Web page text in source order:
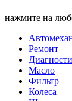
нажмите на
Ремонт
Масло
Фильтр
Колеса